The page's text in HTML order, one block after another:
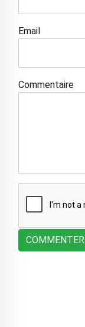
Email
Commentaire
COMMENTER